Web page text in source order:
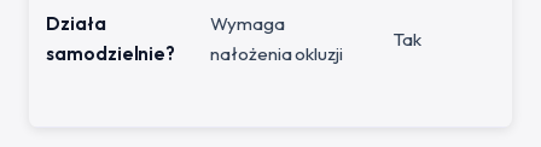
Działa
samodzielnie?
Wymaga
nałożenia okluzji
Tak